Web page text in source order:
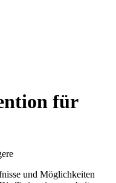
für
und Möglichkeiten